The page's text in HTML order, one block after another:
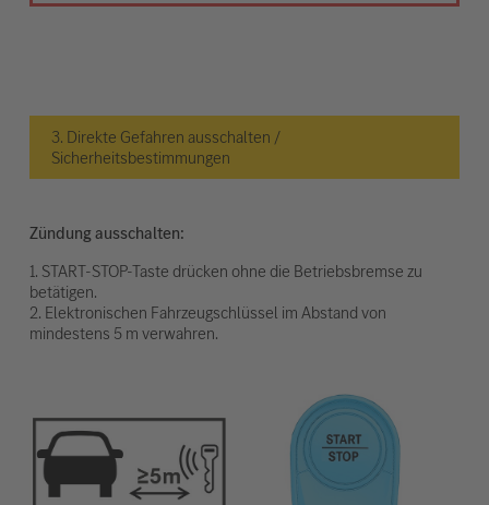
3. Direkte Gefahren ausschalten /
Sicherheitsbestimmungen
Zündung ausschalten:
1. START-STOP-Taste drücken ohne die Betriebsbremse zu
betätigen.
2. Elektronischen Fahrzeugschlüssel im Abstand von
mindestens 5 m verwahren.